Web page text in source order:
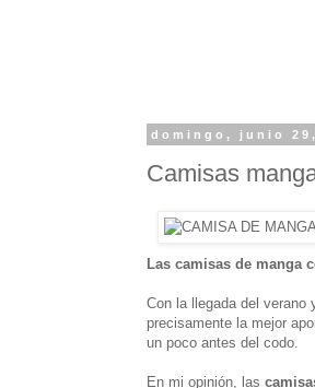
domingo, junio 29,
Camisas
Las camisas de manga
Con la llegada del verano
precisamente la mejor
un poco antes del codo.
En mi opinión, las